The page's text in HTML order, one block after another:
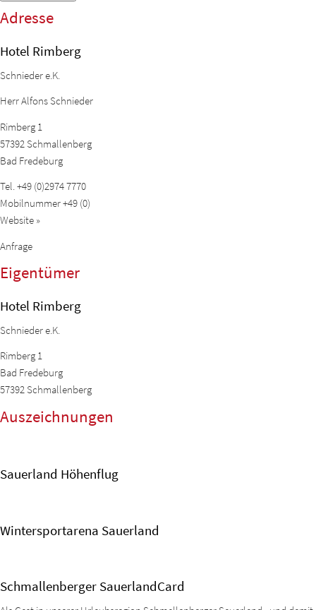
Adresse
Hotel Rimberg
Schnieder e.K.
Herr Alfons Schnieder
Rimberg 1
57392 Schmallenberg
Bad Fredeburg
Tel.+49 (0)2974 7770
Mobilnummer+49 (0)
Website »
Anfrage
Eigentümer
Hotel Rimberg
Schnieder e.K.
Rimberg 1
Bad Fredeburg
57392 Schmallenberg
Auszeichnungen
Sauerland Höhenflug
Wintersportarena Sauerland
Schmallenberger SauerlandCard